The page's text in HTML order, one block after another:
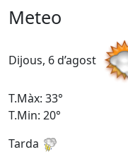
Meteo
Dijous, 6 d’agost
T.Màx: 33°
T.Min: 20°
Tarda